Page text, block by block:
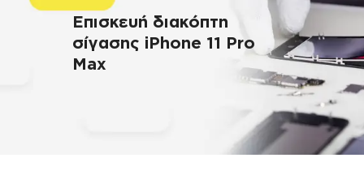
ΕΠΙΚΟΙΝΩΝΙΑ
Επισκευή διακόπτη
σίγασης iPhone 11 Pro
Max